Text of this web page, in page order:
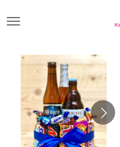
hoofdinhoud